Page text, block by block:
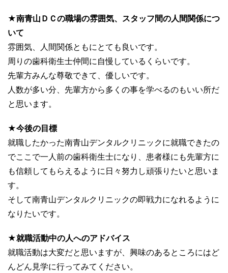
★南青山ＤＣの職場の雰囲気、スタッフ間の人間関係につ
いて
雰囲気、人間関係ともにとても良いです。
周りの歯科衛生士仲間に自慢しているくらいです。
先輩方みんな尊敬できて、優しいです。
人数が多い分、先輩方から多くの事を学べるのもいい所だ
と思います。
★今後の目標
就職したかった南青山デンタルクリニックに就職できたの
でここで一人前の歯科衛生士になり、患者様にも先輩方に
も信頼してもらえるように日々努力し頑張りたいと思いま
す。
そして南青山デンタルクリニックの即戦力になれるように
なりたいです。
★就職活動中の人へのアドバイス
就職活動は大変だと思いますが、興味のあるところにはど
んどん見学に行ってみてください。